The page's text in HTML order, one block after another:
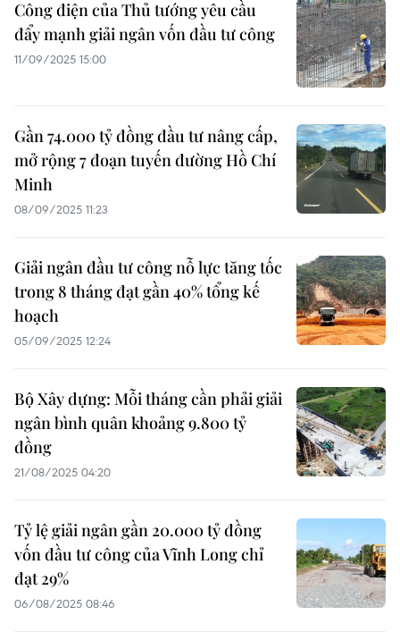
Công điện của Thủ tướng yêu cầu
đẩy mạnh giải ngân vốn đầu tư công
11/09/2025 15:00
Gần 74.000 tỷ đồng đầu tư nâng cấp,
mở rộng 7 đoạn tuyến đường Hồ Chí
Minh
08/09/2025 11:23
Giải ngân đầu tư công nỗ lực tăng tốc
trong 8 tháng đạt gần 40% tổng kế
hoạch
05/09/2025 12:24
Bộ Xây dựng: Mỗi tháng cần phải giải
ngân bình quân khoảng 9.800 tỷ
đồng
21/08/2025 04:20
Tỷ lệ giải ngân gần 20.000 tỷ đồng
vốn đầu tư công của Vĩnh Long chỉ
đạt 29%
06/08/2025 08:46